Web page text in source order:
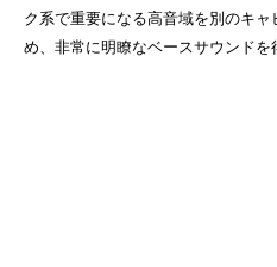
ク系で重要になる高音域を別のキ
め、非常に明瞭なベースサウンドを